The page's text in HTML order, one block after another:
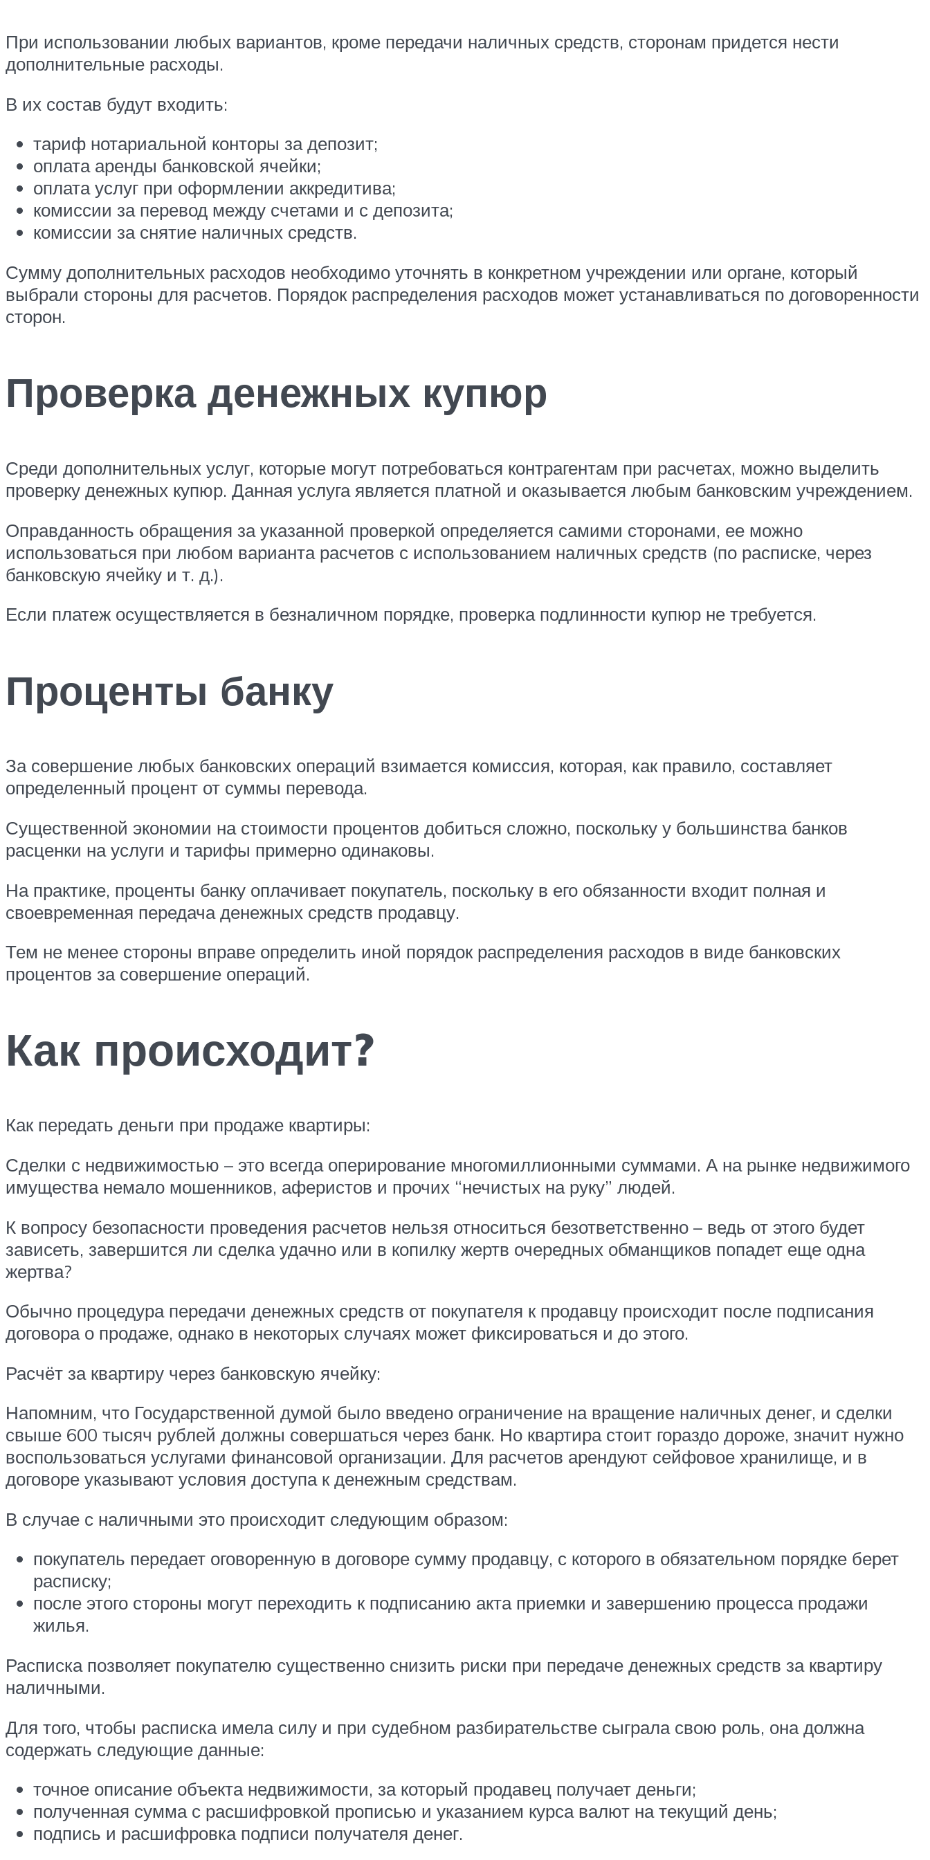
При использовании любых вариантов, кроме передачи наличных средств, сторонам придется нести
дополнительные расходы.
В их состав будут входить:
тариф нотариальной конторы за депозит;
оплата аренды банковской ячейки;
оплата услуг при оформлении аккредитива;
комиссии за перевод между счетами и с депозита;
комиссии за снятие наличных средств.
Сумму дополнительных расходов необходимо уточнять в конкретном учреждении или органе, который
выбрали стороны для расчетов. Порядок распределения расходов может устанавливаться по договоренности
сторон.
Проверка денежных купюр
Среди дополнительных услуг, которые могут потребоваться контрагентам при расчетах, можно выделить
проверку денежных купюр. Данная услуга является платной и оказывается любым банковским учреждением.
Оправданность обращения за указанной проверкой определяется самими сторонами, ее можно
использоваться при любом варианта расчетов с использованием наличных средств (по расписке, через
банковскую ячейку и т. д.).
Если платеж осуществляется в безналичном порядке, проверка подлинности купюр не требуется.
Проценты банку
За совершение любых банковских операций взимается комиссия, которая, как правило, составляет
определенный процент от суммы перевода.
Существенной экономии на стоимости процентов добиться сложно, поскольку у большинства банков
расценки на услуги и тарифы примерно одинаковы.
На практике, проценты банку оплачивает покупатель, поскольку в его обязанности входит полная и
своевременная передача денежных средств продавцу.
Тем не менее стороны вправе определить иной порядок распределения расходов в виде банковских
процентов за совершение операций.
Как происходит?
Как передать деньги при продаже квартиры:
Сделки с недвижимостью – это всегда оперирование многомиллионными суммами. А на рынке недвижимого
имущества немало мошенников, аферистов и прочих “нечистых на руку” людей.
К вопросу безопасности проведения расчетов нельзя относиться безответственно – ведь от этого будет
зависеть, завершится ли сделка удачно или в копилку жертв очередных обманщиков попадет еще одна
жертва?
Обычно процедура передачи денежных средств от покупателя к продавцу происходит после подписания
договора о продаже, однако в некоторых случаях может фиксироваться и до этого.
Расчёт за квартиру через банковскую ячейку:
Напомним, что Государственной думой было введено ограничение на вращение наличных денег, и сделки
свыше 600 тысяч рублей должны совершаться через банк. Но квартира стоит гораздо дороже, значит нужно
воспользоваться услугами финансовой организации. Для расчетов арендуют сейфовое хранилище, и в
договоре указывают условия доступа к денежным средствам.
В случае с наличными это происходит следующим образом:
покупатель передает оговоренную в договоре сумму продавцу, с которого в обязательном порядке берет
расписку;
после этого стороны могут переходить к подписанию акта приемки и завершению процесса продажи
жилья.
Расписка позволяет покупателю существенно снизить риски при передаче денежных средств за квартиру
наличными.
Для того, чтобы расписка имела силу и при судебном разбирательстве сыграла свою роль, она должна
содержать следующие данные:
точное описание объекта недвижимости, за который продавец получает деньги;
полученная сумма с расшифровкой прописью и указанием курса валют на текущий день;
подпись и расшифровка подписи получателя денег.